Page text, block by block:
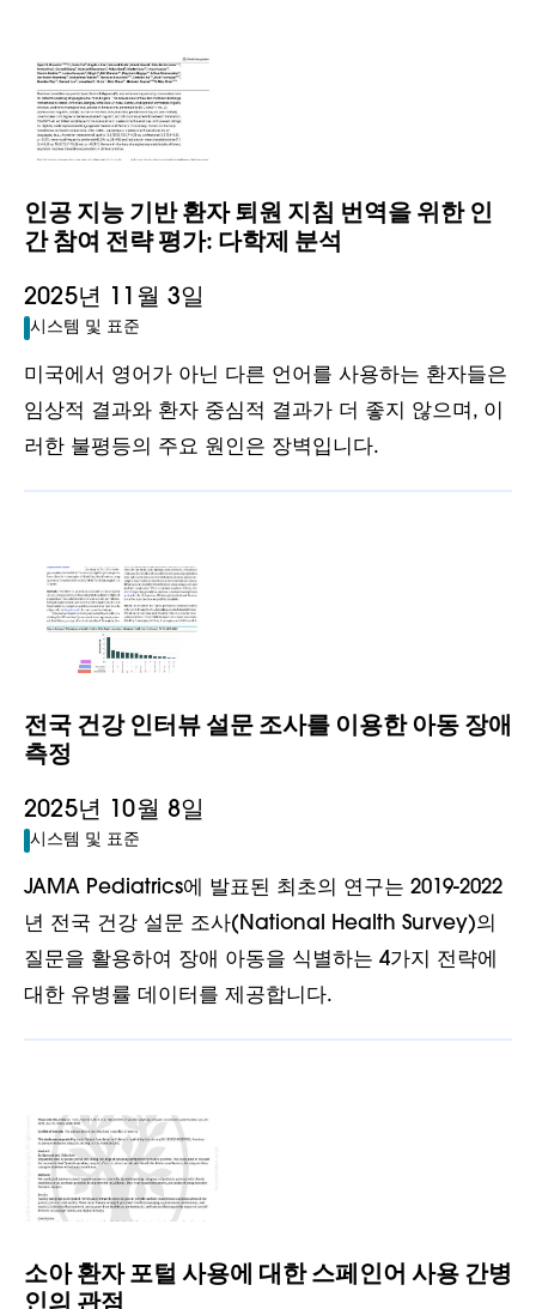
인공 지능 기반 환자 퇴원 지침 번역을 위한 인
간 참여 전략 평가: 다학제 분석
2025년 11월 3일
시스템 및 표준
미국에서 영어가 아닌 다른 언어를 사용하는 환자들은
임상적 결과와 환자 중심적 결과가 더 좋지 않으며, 이
러한 불평등의 주요 원인은 장벽입니다.
전국 건강 인터뷰 설문 조사를 이용한 아동 장애
측정
2025년 10월 8일
시스템 및 표준
JAMA Pediatrics에 발표된 최초의 연구는 2019-2022
년 전국 건강 설문 조사(National Health Survey)의
질문을 활용하여 장애 아동을 식별하는 4가지 전략에
대한 유병률 데이터를 제공합니다.
소아 환자 포털 사용에 대한 스페인어 사용 간병
인의 관점